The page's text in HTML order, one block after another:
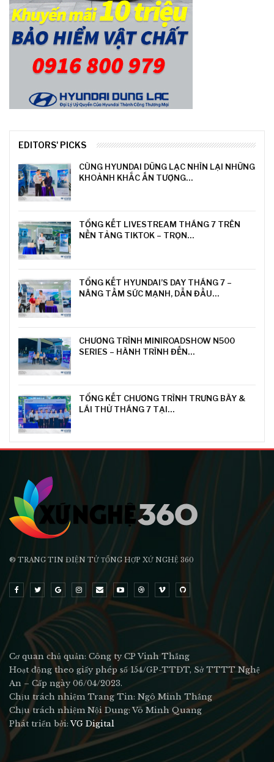
EDITORS' PICKS
CÙNG HYUNDAI DŨNG LẠC NHÌN LẠI NHỮNG
KHOẢNH KHẮC ẤN TƯỢNG…
TỔNG KẾT LIVESTREAM THÁNG 7 TRÊN
NỀN TẢNG TIKTOK – TRỌN…
TỔNG KẾT HYUNDAI’S DAY THÁNG 7 –
NÂNG TẦM SỨC MẠNH, DẪN ĐẦU…
CHƯƠNG TRÌNH MINIROADSHOW N500
SERIES – HÀNH TRÌNH ĐẾN…
TỔNG KẾT CHƯƠNG TRÌNH TRƯNG BÀY &
LÁI THỬ THÁNG 7 TẠI…
® TRANG TIN ĐIỆN TỬ ТỔNG HỢP XỨ NGHỆ 360
Cơ quan chủ quản: Công ty CP Vinh Thắng
Hoạt động theo giấy phép số 154/GP-TTĐT, Sở TTTT Nghệ
An – Cấp ngày 06/04/2023.
Chịu trách nhiệm Trang Tin: Ngô Minh Thắng
Chịu trách nhiệm Nội Dung: Võ Minh Quang
Phát triển bởi:VG Digital